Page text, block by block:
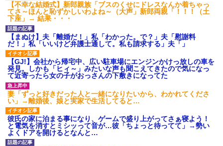
【不幸な結婚式】新郎親族「ブスのくせにドレスなんか着ちゃっ
てさ～ほんと恥ずかしいわよね～（大声」新郎両親「！！！（土
下座」→ 結果・・・
【まぬけ】夫「離婚だ！」私「わかった。で？」夫「慰謝料
だ！」私「いいけど弁護士通して。私も請求する」夫「」
【GJ!】会社から帰宅中、広い駐車場にエンジンかけっ放しの車を
発見。しかも「ヒィ～」みたいな声も聞こえてきたので気になっ
て近寄ったら女の子がおっさんの下敷きになってた
妻「ずっと好きだった人と一緒になりたいから、わかれてくださ
い」→離婚後、娘と実家で生活してると…
彼氏の家に泊まる事になり、ゲームで盛り上がってさぁ寝よう！
と電気を消すとミシッって音が…彼「ちょっと待ってて」→勢い
よくドアを開けるとなんと…